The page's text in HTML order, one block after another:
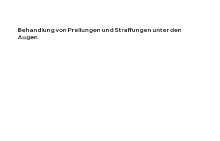
Behandlung von Prellungen und Straffungen unter den
Augen